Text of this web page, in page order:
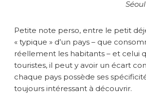
Petite note perso, entre le petit
« typique » d’un pays – que
réellement les habitants – et celui
touristes, il peut y avoir un écart
chaque pays possède ses
toujours intéressant à découvrir.